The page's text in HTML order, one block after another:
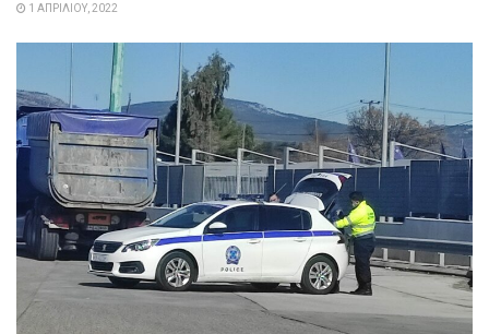
1 ΑΠΡΙΛΊΟΥ, 2022